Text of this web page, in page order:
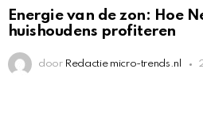
Energie van de zon: Hoe
huishoudens profiteren
door Redactie micro-trends.nl